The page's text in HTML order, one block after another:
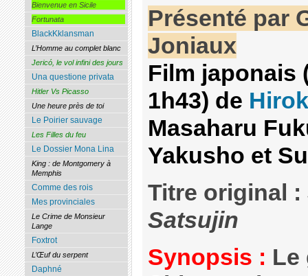
Présenté par
Joniaux
Film japonais
1h43) de
Masaharu
Yakusho et
Titre original :
Satsujin
Synopsis : Le
Bienvenue en Sicile
Fortunata
BlackKklansman
L’Homme au complet blanc
Jericó, le vol infini des jours
Una questione privata
Hitler Vs Picasso
Une heure près de toi
Le Poirier sauvage
Les Filles du feu
Le Dossier Mona Lina
King : de Montgomery à
Memphis
Comme des rois
Mes provinciales
Le Crime de Monsieur
Lange
Foxtrot
L’Œuf du serpent
Daphné